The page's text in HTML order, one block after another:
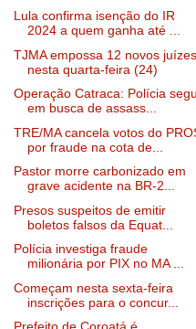
Lula confirma isenção do IR
2024 a quem ganha até ...
TJMA empossa 12 novos juízes
nesta quarta-feira (24)
Operação Catraca: Polícia
em busca de assass...
TRE/MA cancela votos do
por fraude na cota de...
Pastor morre carbonizado em
grave acidente na BR-2...
Presos suspeitos de emitir
boletos falsos da Equat...
Polícia investiga fraude
milionária por PIX no MA ...
Começam nesta sexta-feira
inscrições para o concur...